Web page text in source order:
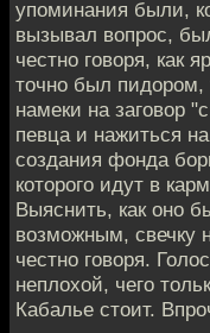
упоминания были,
вызывал вопрос,
честно говоря, как
точно был
намеки на заговор
певца и нажиться
создания фонда
которого идут в
Выяснить, как оно
возможным, свечку
честно говоря.
неплохой, чего
Кабалье стоит.